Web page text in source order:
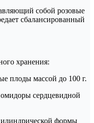
собой розовые
сбалансированный
хранения:
плоды массой до 100 г.
сердцевидной
формы